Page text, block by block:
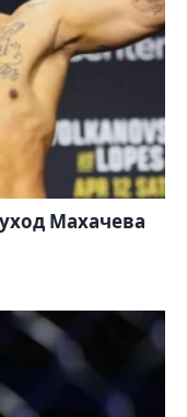
Махачева